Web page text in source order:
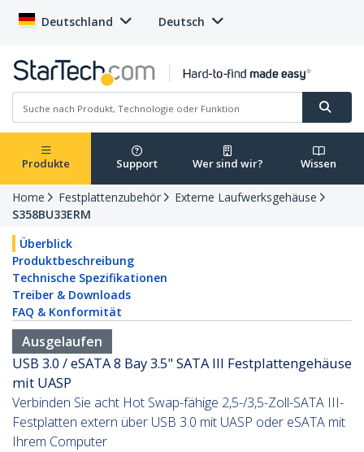
Deutschland Deutsch
Produkte Support Wer sind wir? Wissen
Home Festplattenzubehör
Externe Laufwerksgehäuse
S358BU33ERM
Überblick
Produktbeschreibung
Technische Spezifikationen
Treiber & Downloads
FAQ & Konformität
Ausgelaufen
USB 3.0 / eSATA 8 Bay 3.5" SATA III Festplattengehäuse
mit UASP
Verbinden Sie acht Hot Swap-fähige 2,5-/3,5-Zoll-SATA III-
Festplatten extern über USB 3.0 mit UASP oder eSATA mit
Ihrem Computer